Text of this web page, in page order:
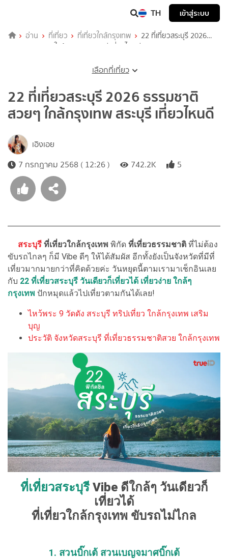
TH เข้าสู่ระบบ
อ่าน ที่เที่ยว ที่เที่ยวใกล้กรุงเทพ
22 ที่เที่ยวสระบุรี 2026
ธรรมชาติสวยๆ ใกล้กรุงเทพ สระบุรี เที่ยวไหนดี
เลือกที่เที่ยว
22 ที่เที่ยวสระบุรี 2026 ธรรมชาติ
สวยๆ ใกล้กรุงเทพ สระบุรี เที่ยวไหนดี
เอิงเอย
7 กรกฎาคม 2568 ( 12:26 )
742.2K 5
สระบุรี ที่เที่ยวใกล้กรุงเทพ พิกัด ที่เที่ยวธรรมชาติ ที่ไม่ต้อง
ขับรถไกลๆ ก็มี Vibe ดีๆ ให้ได้สัมผัส อีกทั้งยังเป็นจังหวัดที่มีที่
เที่ยวมากมายกว่าที่คิดด้วยค่ะ วันหยุดนี้ตามเรามาเช็กอินเลย
กับ 22 ที่เที่ยวสระบุรี วันเดียวก็เที่ยวได้ เที่ยวง่าย ใกล้ๆ
กรุงเทพ ปักหมุดแล้วไปเที่ยวตามกันได้เลย!
ไหว้พระ 9 วัดดัง สระบุรี ทริปเที่ยว ใกล้กรุงเทพ เสริม
บุญ
ประวัติ จังหวัดสระบุรี ที่เที่ยวธรรมชาติสวย ใกล้กรุงเทพ
ที่เที่ยวสระบุรีVibe ดีใกล้ๆ วันเดียวก็
เที่ยวได้
ที่เที่ยวใกล้กรุงเทพ ขับรถไม่ไกล
1. สวนบิ๊กเต้ สวนเบญจมาศบิ๊กเต้